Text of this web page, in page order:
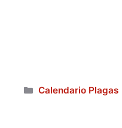
Categorías
Calendario Plagas